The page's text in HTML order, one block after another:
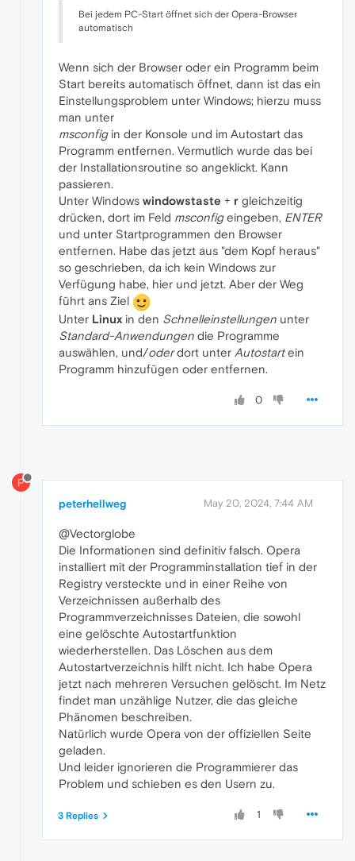
Bei jedem PC-Start öffnet sich der Opera-Browser
automatisch
Wenn sich der Browser oder ein Programm beim
Start bereits automatisch öffnet, dann ist das ein
Einstellungsproblem unter Windows; hierzu muss
man unter
msconfigin der Konsole und im Autostart das
Programm entfernen. Vermutlich wurde das bei
der Installationsroutine so angeklickt. Kann
passieren.
Unter Windows windowstaste + r gleichzeitig
drücken, dort im Feld msconfigeingeben, ENTER
und unter Startprogrammen den Browser
entfernen. Habe das jetzt aus "dem Kopf heraus"
so geschrieben, da ich kein Windows zur
Verfügung habe, hier und jetzt. Aber der Weg
führt ans Ziel
Unter Linux in den Schnelleinstellungen unter
Standard-Anwendungen die Programme
auswählen, und/oderdort unter Autostartein
Programm hinzufügen oder entfernen.
0
P
peterhellweg May 20, 2024, 7:44 AM
@Vectorglobe
Die Informationen sind definitiv falsch. Opera
installiert mit der Programminstallation tief in der
Registry versteckte und in einer Reihe von
Verzeichnissen außerhalb des
Programmverzeichnisses Dateien, die sowohl
eine gelöschte Autostartfunktion
wiederherstellen. Das Löschen aus dem
Autostartverzeichnis hilft nicht. Ich habe Opera
jetzt nach mehreren Versuchen gelöscht. Im Netz
findet man unzählige Nutzer, die das gleiche
Phänomen beschreiben.
Natürlich wurde Opera von der offiziellen Seite
geladen.
Und leider ignorieren die Programmierer das
Problem und schieben es den Usern zu.
1
3 Replies